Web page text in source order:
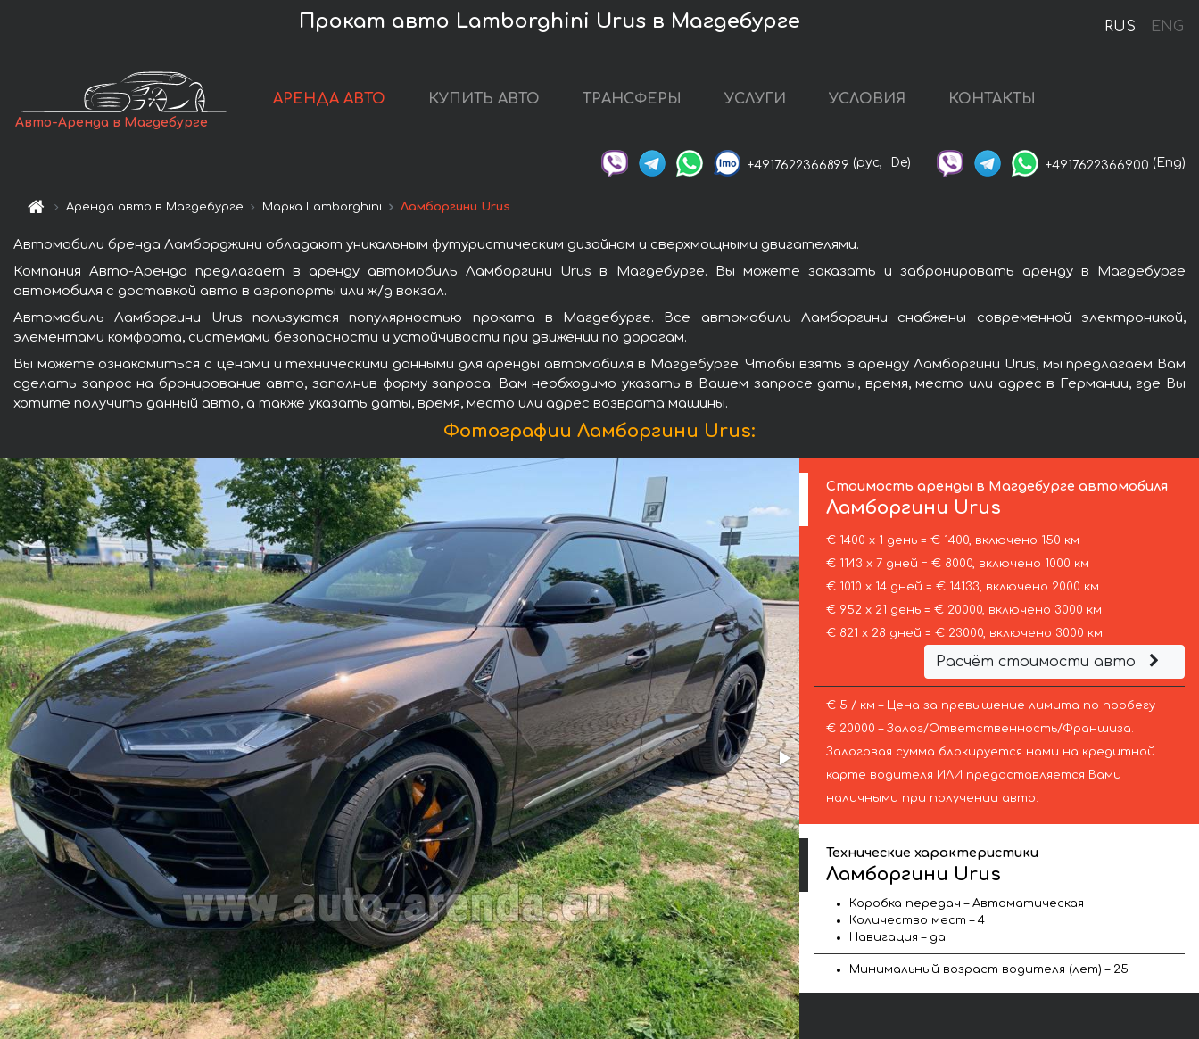
RUS ENG
Прокат авто Lamborghini Urus в Магдебурге
Авто-Аренда в Магдебурге
АРЕНДА АВТО КУПИТЬ АВТО ТРАНСФЕРЫ УСЛУГИ УСЛОВИЯ КОНТАКТЫ
+4917622366899 (рус, De) +4917622366900 (Eng)
Аренда авто в Магдебурге Марка Lamborghini Ламборгини Urus
Автомобили бренда Ламборджини обладают уникальным футуристическим дизайном и сверхмощными двигателями.
Компания Авто-Аренда предлагает в аренду автомобиль Ламборгини Urus в Магдебурге. Вы можете заказать и забронировать аренду в Магдебурге
автомобиля с доставкой авто в аэропорты или ж/д вокзал.
Автомобиль Ламборгини Urus пользуются популярностью проката в Магдебурге. Все автомобили Ламборгини снабжены современной электроникой,
элементами комфорта, системами безопасности и устойчивости при движении по дорогам.
Вы можете ознакомиться с ценами и техническими данными для аренды автомобиля в Магдебурге. Чтобы взять в аренду Ламборгини Urus, мы предлагаем Вам
сделать запрос на бронирование авто, заполнив форму запроса. Вам необходимо указать в Вашем запросе даты, время, место или адрес в Германии, где Вы
хотите получить данный авто, а также указать даты, время, место или адрес возврата машины.
Фотографии Ламборгини Urus:
Стоимость аренды в Магдебурге автомобиля
Ламборгини Urus
€ 1400 х 1 день = € 1400, включено 150 км
€ 1143 х 7 дней = € 8000, включено 1000 км
€ 1010 х 14 дней = € 14133, включено 2000 км
€ 952 х 21 день = € 20000, включено 3000 км
€ 821 х 28 дней = € 23000, включено 3000 км
Расчёт стоимости авто
€ 5 / км – Цена за превышение лимита по пробегу
€ 20000 – Залог/Ответственность/Франшиза.
Залоговая сумма блокируется нами на кредитной
карте водителя ИЛИ предоставляется Вами
наличными при получении авто.
Технические характеристики
Ламборгини Urus
Коробка передач – Автоматическая
Количество мест – 4
Навигация – да
Минимальный возраст водителя (лет) – 25